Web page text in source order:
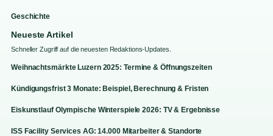
Geschichte
Neueste Artikel
Schneller Zugriff auf die neuesten Redaktions-Updates.
Weihnachtsmärkte Luzern 2025: Termine & Öffnungszeiten
Kündigungsfrist 3 Monate: Beispiel, Berechnung & Fristen
Eiskunstlauf Olympische Winterspiele 2026: TV & Ergebnisse
ISS Facility Services AG: 14.000 Mitarbeiter & Standorte